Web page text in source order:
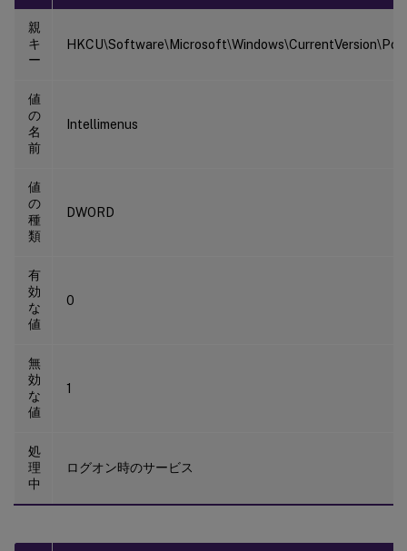
親
キ
ー
値
の
名
前
Intellimenus
値
の
種
類
DWORD
有
効
な
値
0
無
効
な
値
1
処
理
中
ログオン時のサービス